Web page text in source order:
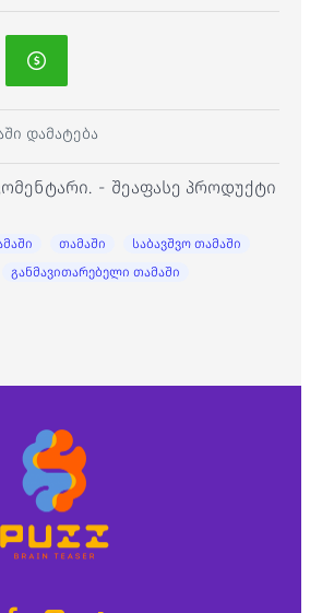
- შეაფასე პროდუქტი
დამატება
თამაში
საბავშვო თამაში
განმავითარებელი თამაში